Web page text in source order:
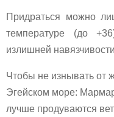
Придраться можно
температуре (до
излишней
Чтобы не изнывать от
Эгейском море:
лучше продуваются